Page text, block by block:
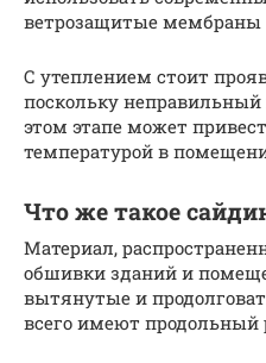
ветрозащитые мембраны
С утеплением стоит
поскольку
этом этапе может
температурой в
Что же такое
Материал,
обшивки зданий и
вытянутые и
всего имеют продольный